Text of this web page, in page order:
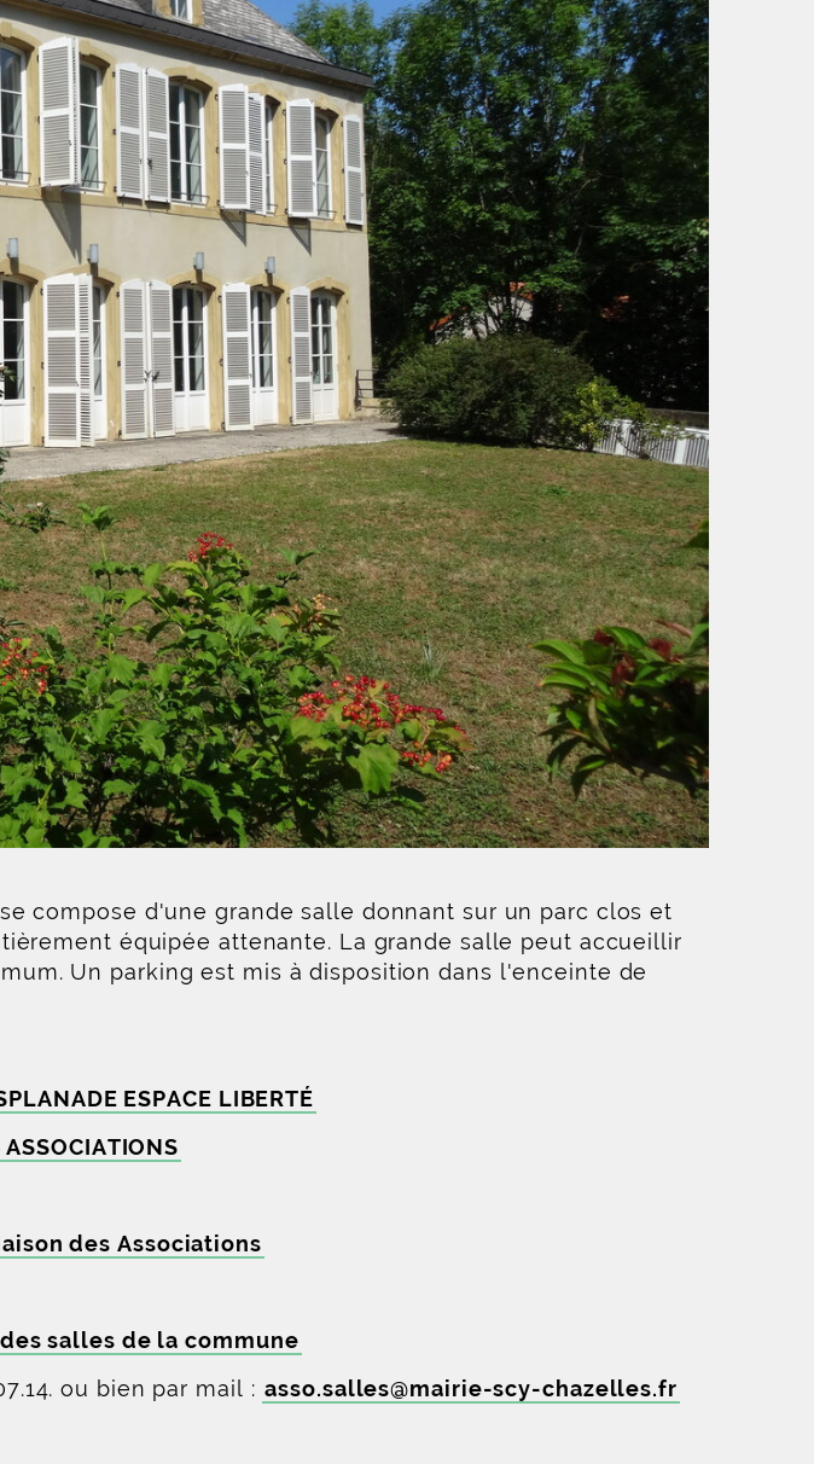
compose d'une grande salle donnant sur un parc clos et
équipée attenante. La grande salle peut accueillir
Un parking est mis à disposition dans l'enceinte de
ESPACE LIBERTÉ
des Associations
salles de la commune
ou bien par mail : asso.salles@mairie-scy-chazelles.fr